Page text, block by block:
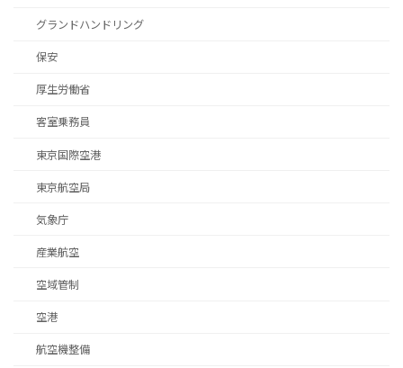
グランドハンドリング
保安
厚生労働省
客室乗務員
東京国際空港
東京航空局
気象庁
産業航空
空域管制
空港
航空機整備